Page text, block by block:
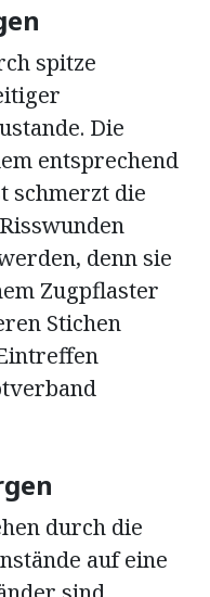
spitze
Die
entsprechend
schmerzt die
denn sie
Zugpflaster
Stichen
durch die
auf eine